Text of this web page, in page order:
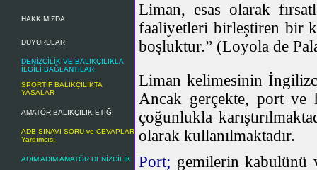
HAKKIMIZDA
DUYURULAR
DENİZCİLİK VE BALIKÇILIKLA
İLGİLİ BAĞLANTILAR
SPORTİF BALIKÇILIKTA
YASALAR
AMATÖR BALIKÇILIK ETİĞİ
ADB SINAVI SORU ve CEVAPLAR
Yardımcısı
ADIM ADIM AMATÖR DENİZCİLİK
Liman, esas olarak
faaliyetleri birleştiren bir
boşluktur.” (Loyola de
Liman kelimesinin
Ancak gerçekte, port ve
çoğunlukla
olarak kullanılmaktadır.
Port; gemilerin kabulünü